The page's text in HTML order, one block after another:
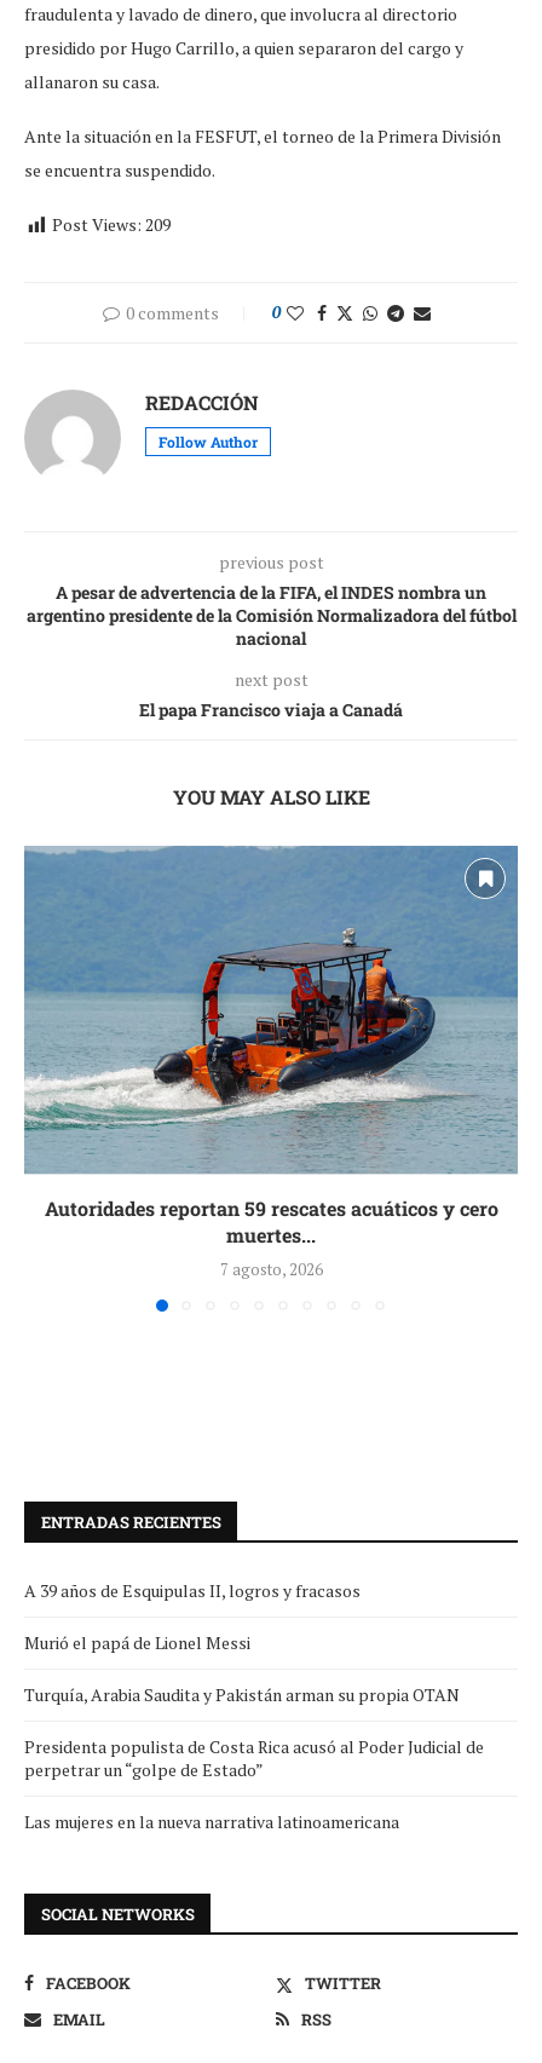
fraudulenta y lavado de dinero, que involucra al directorio
presidido por Hugo Carrillo, a quien separaron del cargo y
allanaron su casa.
Ante la situación en la FESFUT, el torneo de la Primera División
se encuentra suspendido.
Post Views: 209
0 comments 0
REDACCIÓN
Follow Author
previous post
A pesar de advertencia de la FIFA, el INDES nombra un
argentino presidente de la Comisión Normalizadora del fútbol
nacional
next post
El papa Francisco viaja a Canadá
YOU MAY ALSO LIKE
Autoridades reportan 59 rescates acuáticos y cero
muertes...
7 agosto, 2026
ENTRADAS RECIENTES
A 39 años de Esquipulas II, logros y fracasos
Murió el papá de Lionel Messi
Turquía, Arabia Saudita y Pakistán arman su propia OTAN
Presidenta populista de Costa Rica acusó al Poder Judicial de
perpetrar un “golpe de Estado”
Las mujeres en la nueva narrativa latinoamericana
SOCIAL NETWORKS
FACEBOOK
TWITTER
EMAIL
RSS